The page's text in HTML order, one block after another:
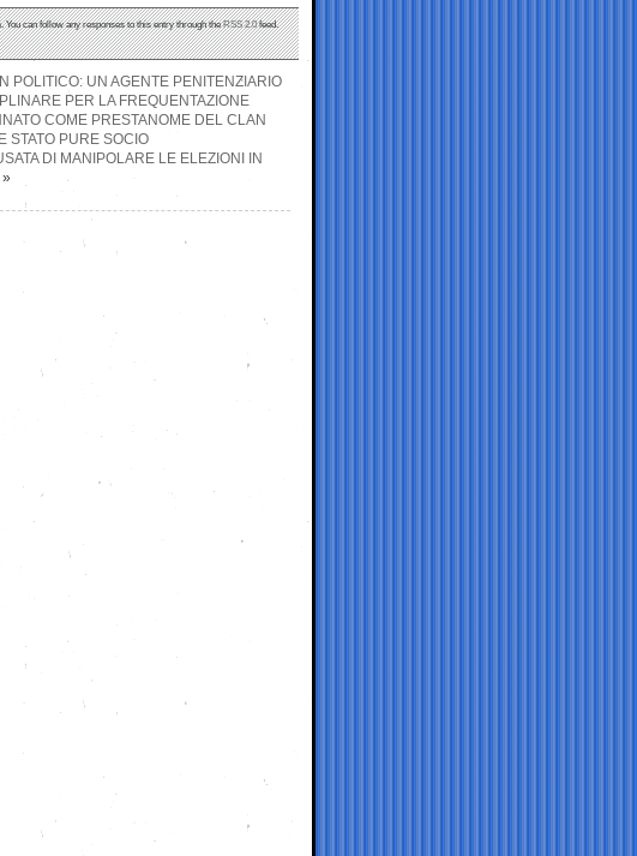
. You can follow any responses to this entry through theRSS 2.0feed.
POLITICO: UN AGENTE PENITENZIARIO
PER LA FREQUENTAZIONE
COME PRESTANOME DEL CLAN
STATO PURE SOCIO
DI MANIPOLARE LE ELEZIONI IN